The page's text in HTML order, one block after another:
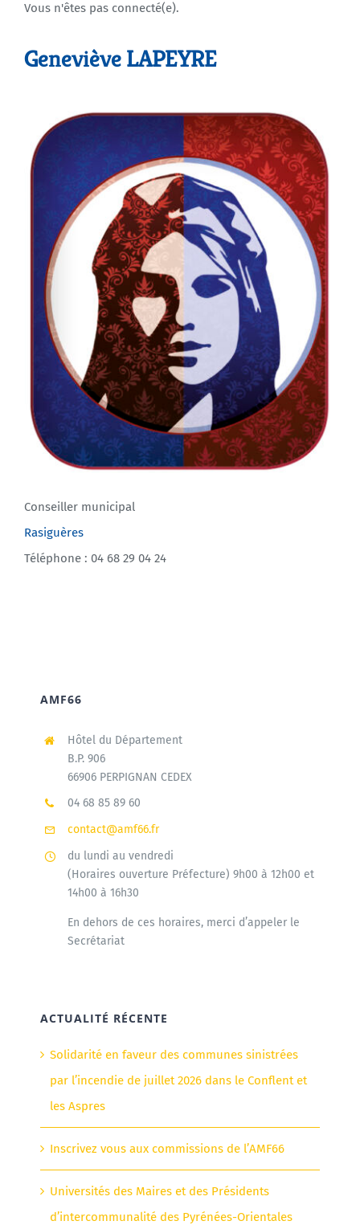
Agenda
Vous n'êtes pas connecté(e).
Geneviève LAPEYRE
Conseiller municipal
Rasiguères
Téléphone : 04 68 29 04 24
AMF66
Hôtel du Département
B.P. 906
66906 PERPIGNAN CEDEX
04 68 85 89 60
contact@amf66.fr
du lundi au vendredi
(Horaires ouverture Préfecture) 9h00 à 12h00 et
14h00 à 16h30
En dehors de ces horaires, merci d’appeler le
Secrétariat
ACTUALITÉ RÉCENTE
Solidarité en faveur des communes sinistrées
par l’incendie de juillet 2026 dans le Conflent et
les Aspres
Inscrivez vous aux commissions de l’AMF66
Universités des Maires et des Présidents
d’intercommunalité des Pyrénées-Orientales